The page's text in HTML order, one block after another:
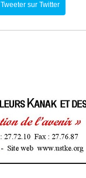
Tweeter sur Twitter